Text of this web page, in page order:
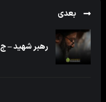
بعدی
رهبر شهید – ج ۱۶